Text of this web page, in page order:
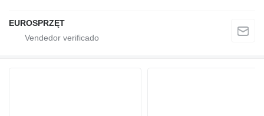
EUROSPRZĘT